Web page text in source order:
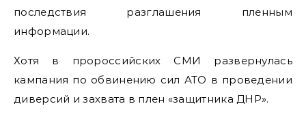
последствия разглашения пленным
информации.
Хотя в пророссийских СМИ развернулась
кампания по обвинению сил АТО в проведении
диверсий и захвата в плен «защитника ДНР».